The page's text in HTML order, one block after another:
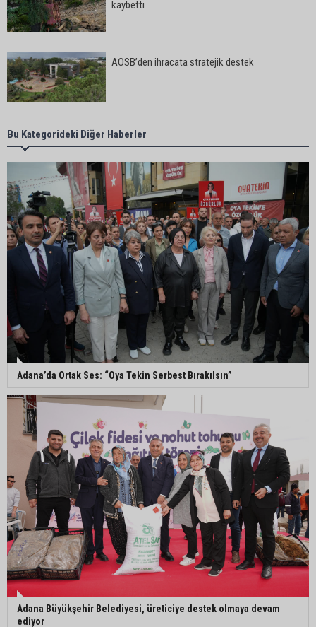
kaybetti
AOSB’den ihracata stratejik destek
Yeni Parti’nin Sarıçam ve Karataş teşkilatları
oluşturuldu
Feke Belediye Başkanı Cömert Özen, Adana
Valisi Mustafa Yavuz’u makamında ziyaret etti
Yeni Parti Çukurova kurucu ilçe başkanı Ümit Arif
Özsoy oldu
Enerji ve Tabii Kaynaklar Bakanı Alparslan
Bayraktar: “Ceyhan’ı Rotterdam’a çevirebiliriz”
Başkan Ali Bedrettin Karataş’tan sahiller için
duyarlılık çağrısı
MHP Adana İl Başkanı Hakan Yıldırım:
“Liderimize dil uzatmak sizin haddinize değildir”
Bu Kategorideki Diğer Haberler
Adana’da Ortak Ses: “Oya Tekin Serbest Bırakılsın”
Adana Büyükşehir Belediyesi, üreticiye destek olmaya devam
ediyor